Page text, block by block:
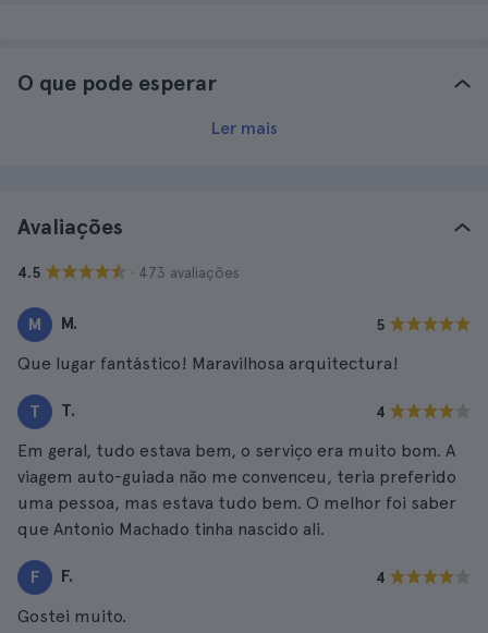
O que pode esperar
Ler mais
Avaliações
4.5 · 473 avaliações
M M. 5
Que lugar fantástico! Maravilhosa arquitectura!
T T. 4
Em geral, tudo estava bem, o serviço era muito bom. A
viagem auto-guiada não me convenceu, teria preferido
uma pessoa, mas estava tudo bem. O melhor foi saber
que Antonio Machado tinha nascido ali.
F F. 4
Gostei muito.